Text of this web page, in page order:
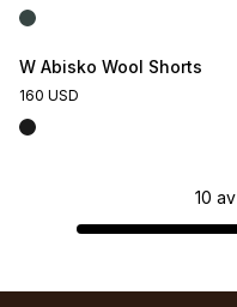
W Abisko Wool Shorts
160 USD
10 av